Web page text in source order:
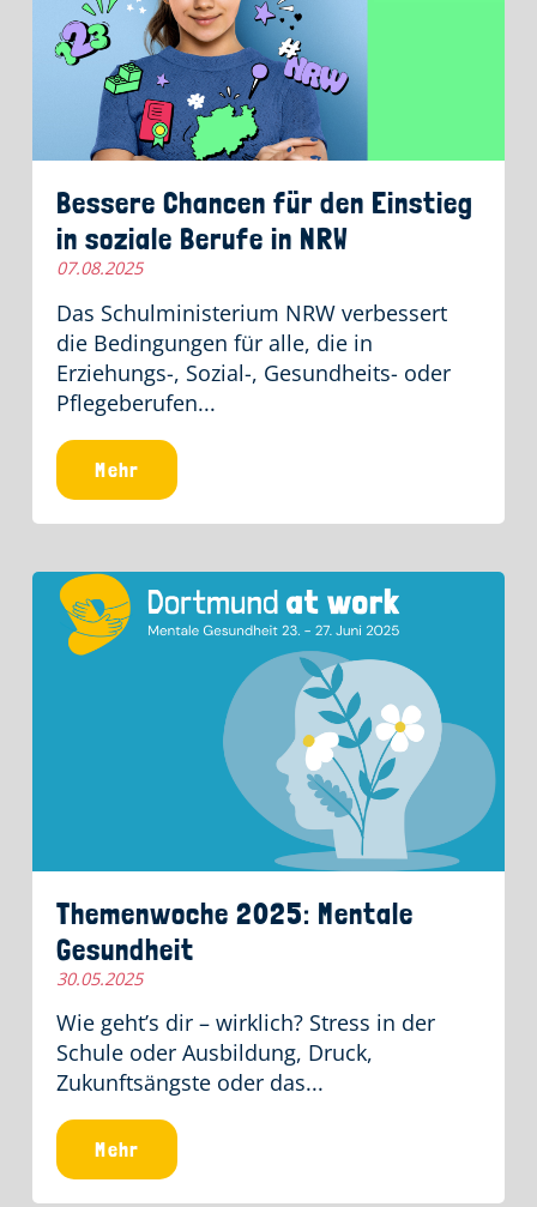
Bessere Chancen für den Einstieg
in soziale Berufe in NRW
07.08.2025
Das Schulministerium NRW verbessert
die Bedingungen für alle, die in
Erziehungs-, Sozial-, Gesundheits- oder
Pflegeberufen...
Mehr
Themenwoche 2025: Mentale
Gesundheit
30.05.2025
Wie geht’s dir – wirklich? Stress in der
Schule oder Ausbildung, Druck,
Zukunftsängste oder das...
Mehr